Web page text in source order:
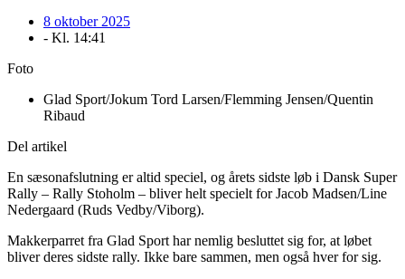
8 oktober 2025
- Kl. 14:41
Foto
Glad Sport/Jokum Tord Larsen/Flemming Jensen/Quentin
Ribaud
Del artikel
En sæsonafslutning er altid speciel, og årets sidste løb i Dansk Super
Rally – Rally Stoholm – bliver helt specielt for Jacob Madsen/Line
Nedergaard (Ruds Vedby/Viborg).
Makkerparret fra Glad Sport har nemlig besluttet sig for, at løbet
bliver deres sidste rally. Ikke bare sammen, men også hver for sig.